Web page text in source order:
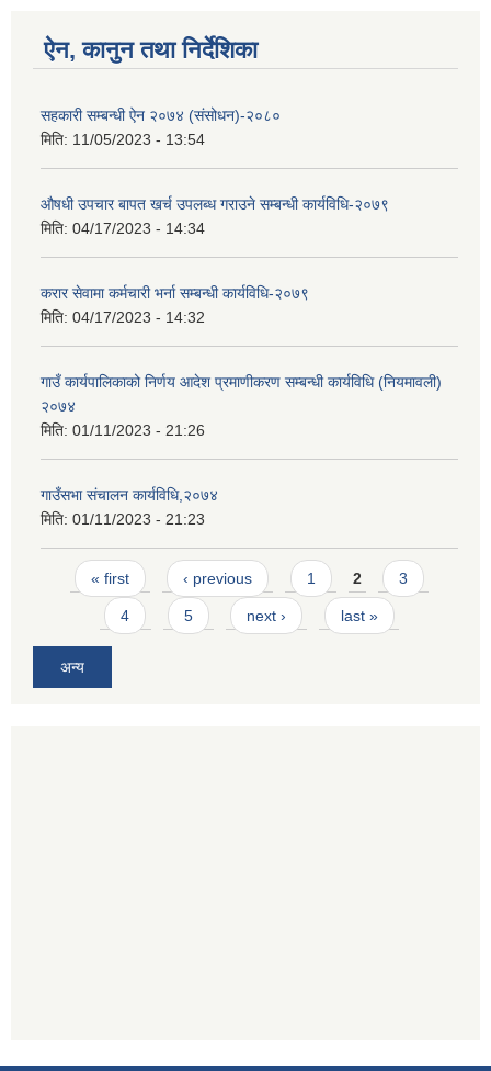
ऐन, कानुन तथा निर्देशिका
सहकारी सम्बन्धी ऐन २०७४ (संसोधन)-२०८०
मिति: 11/05/2023 - 13:54
औषधी उपचार बापत खर्च उपलब्ध गराउने सम्बन्धी कार्यविधि-२०७९
मिति: 04/17/2023 - 14:34
करार सेवामा कर्मचारी भर्ना सम्बन्धी कार्यविधि-२०७९
मिति: 04/17/2023 - 14:32
गाउँ कार्यपालिकाको निर्णय आदेश प्रमाणीकरण सम्बन्धी कार्यविधि (नियमावली)
२०७४
मिति: 01/11/2023 - 21:26
गाउँसभा संचालन कार्यविधि,२०७४
मिति: 01/11/2023 - 21:23
Pages
« first ‹ previous 1 2 3
4 5 next › last »
अन्य